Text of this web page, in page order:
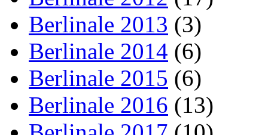
Berlinale 2013 (3)
Berlinale 2014 (6)
Berlinale 2015 (6)
Berlinale 2016 (13)